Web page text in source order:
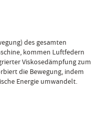
des gesamten
kommen Luftfedern
Viskosedämpfung zum
die Bewegung, indem
Energie umwandelt.